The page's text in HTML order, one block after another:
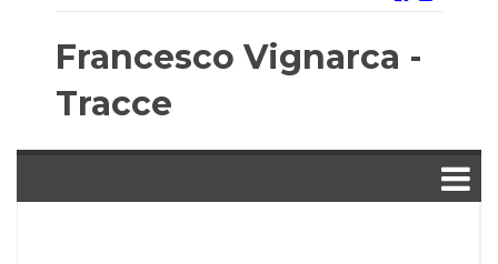
Francesco Vignarca -
Tracce